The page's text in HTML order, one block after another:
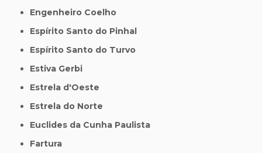
Engenheiro Coelho
Espírito Santo do Pinhal
Espírito Santo do Turvo
Estiva Gerbi
Estrela d'Oeste
Estrela do Norte
Euclides da Cunha Paulista
Fartura